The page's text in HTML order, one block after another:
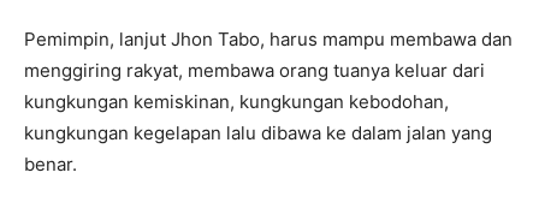
Pemimpin, lanjut Jhon Tabo, harus mampu membawa dan
menggiring rakyat, membawa orang tuanya keluar dari
kungkungan kemiskinan, kungkungan kebodohan,
kungkungan kegelapan lalu dibawa ke dalam jalan yang
benar.